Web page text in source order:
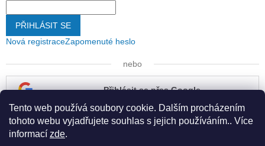
Tento web používá soubory cookie. Dalším procházením
tohoto webu vyjadřujete souhlas s jejich používáním.. Více
informací zde.
PŘIHLÁSIT SE
Nová registraceZapomenuté heslo
nebo
Přihlásit se přes Google
Přihlásit se přes Seznam